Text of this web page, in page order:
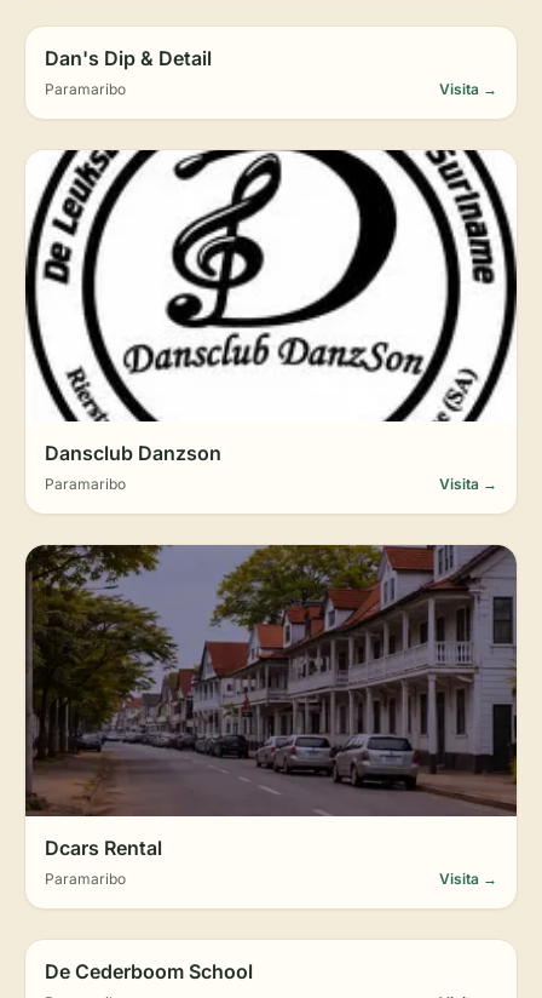
Dan's Dip & Detail
Paramaribo Visita →
Dansclub Danzson
Paramaribo Visita →
Dcars Rental
Paramaribo Visita →
De Cederboom School